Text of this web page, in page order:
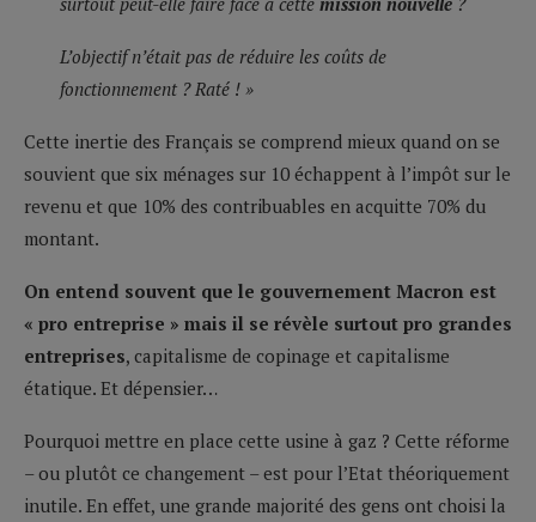
L’objectif n’était pas de réduire les coûts de
fonctionnement ? Raté ! »
Cette inertie des Français se comprend mieux quand on se
souvient que six ménages sur 10 échappent à l’impôt sur le
revenu et que 10% des contribuables en acquitte 70% du
montant.
On entend souvent que le gouvernement Macron est
« pro entreprise » mais il se révèle surtout pro grandes
entreprises, capitalisme de copinage et capitalisme
étatique. Et dépensier…
Pourquoi mettre en place cette usine à gaz ? Cette réforme
– ou plutôt ce changement – est pour l’Etat théoriquement
inutile. En effet, une grande majorité des gens ont choisi la